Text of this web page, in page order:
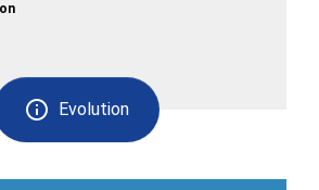
Evolution